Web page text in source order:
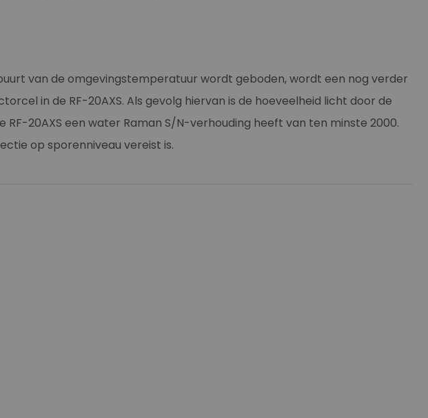
van de omgevingstemperatuur wordt geboden, wordt een nog verder
in de RF-20AXS. Als gevolg hiervan is de hoeveelheid licht door de
20AXS een water Raman S/N-verhouding heeft van ten minste 2000.
op sporenniveau vereist is.